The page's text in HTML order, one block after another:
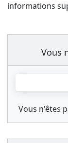
informations
Vous
Vous n'êtes